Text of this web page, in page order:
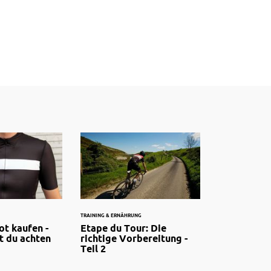
kaufen -
du achten
TRAINING & ERNÄHRUNG
Etape du Tour: Die
richtige Vorbereitung -
Teil 2